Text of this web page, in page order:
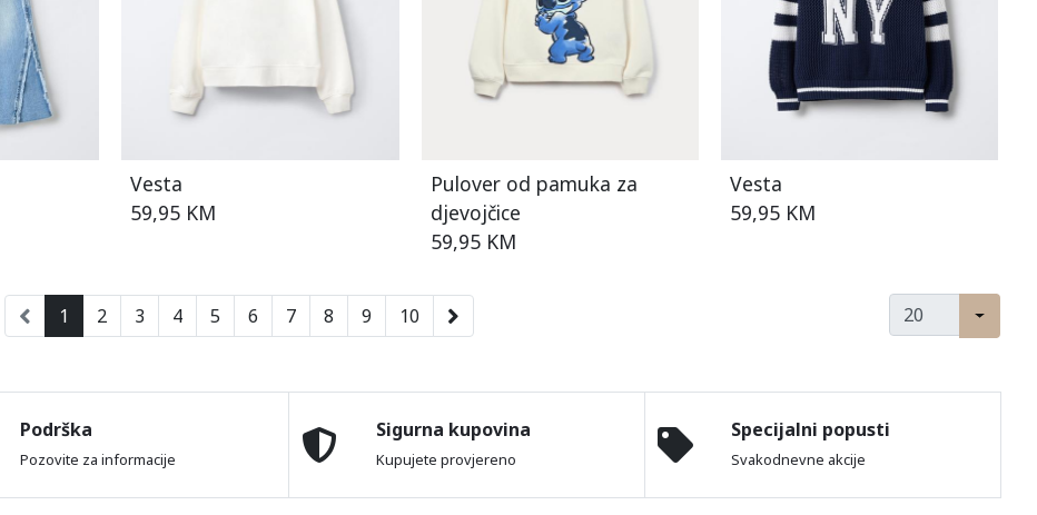
Vesta
59,95 KM
Pulover od pamuka za
djevojčice
59,95 KM
Vesta
59,95 KM
1 2 3 4 5 6 7 8 9 10
Podrška
Pozovite za informacije
Sigurna kupovina
Kupujete provjereno
Specijalni popusti
Svakodnevne akcije